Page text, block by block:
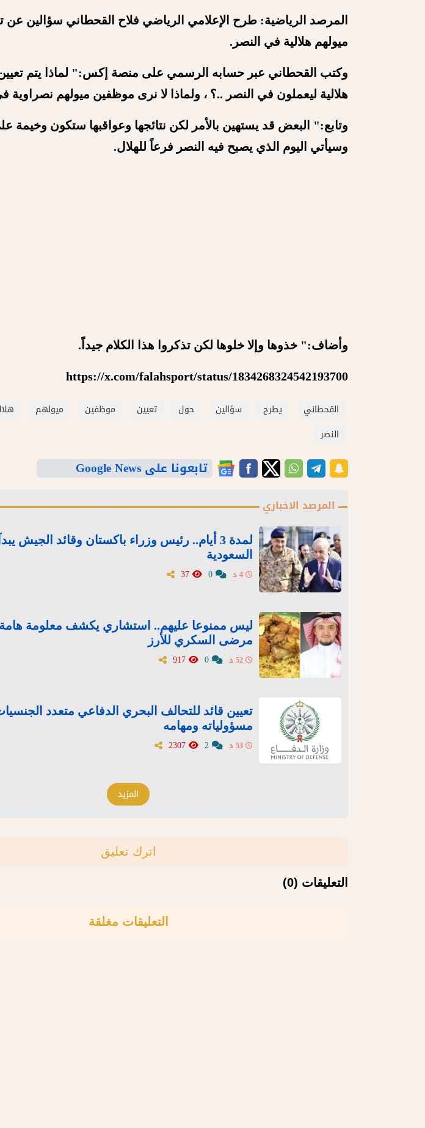
المرصد الرياضية: طرح الإعلامي الرياضي فلاح القحطاني سؤالين عن
ميولهم هلالية في النصر.
وكتب القحطاني عبر حسابه الرسمي على منصة إكس:" لماذا يتم
هلالية ليعملون في النصر ..؟ ، ولماذا لا نرى موظفين ميولهم نصراوية
وتابع:" البعض قد يستهين بالأمر لكن نتائجها وعواقبها ستكون وخيمة
وسيأتي اليوم الذي يصبح فيه النصر فرعاً للهلال.
وأضاف:" خذوها وإلا خلوها لكن تذكروا هذا الكلام جيداً.
https://x.com/falahsport/status/1834268324542193700
القحطاني يطرح سؤالين حول تعيين موظفين ميولهم
النصر
تابعونا على Google News
المرصد الاخباري
لمدة 3 أيام.. رئيس وزراء باكستان وقائد الجيش
السعودية
ليس ممنوعا عليهم.. استشاري يكشف معلومة
مرضى السكري للأرز
تعيين قائد للتحالف البحري الدفاعي متعدد
مسؤولياته ومهامه
المزيد
اترك تعليق
التعليقات (0)
التعليقات مغلقة